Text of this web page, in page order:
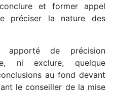
et former appel
préciser la nature des
apporté de précision
ni exclure, quelque
au fond devant
le conseiller de la mise